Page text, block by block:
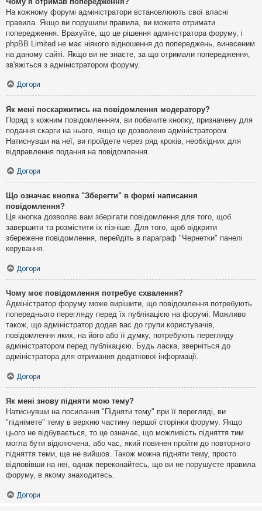
На кожному форумі адміністратори встановлюють свої власні
правила. Якщо ви порушили правила, ви можете отримати
попередження. Врахуйте, що це рішення адміністратора форуму, і
phpBB Limited не має ніякого відношення до попереджень, винесеним
на даному сайті. Якщо ви не знаєте, за що отримали попередження,
зв'яжіться з адміністратором форуму.
Догори
Як мені поскаржитись на повідомлення модератору?
Поряд з кожним повідомленням, ви побачите кнопку, призначену для
подання скарги на нього, якщо це дозволено адміністратором.
Натиснувши на неї, ви пройдете через ряд кроків, необхідних для
відправлення подання на повідомлення.
Догори
Що означає кнопка "Зберегти" в формі написання
повідомлення?
Ця кнопка дозволяє вам зберігати повідомлення для того, щоб
завершити та розмістити їх пізніше. Для того, щоб відкрити
збережене повідомлення, перейдіть в параграф "Чернетки" панелі
керування.
Догори
Чому моє повідомлення потребує схвалення?
Адміністратор форуму може вирішити, що повідомлення потребують
попереднього перегляду перед їх публікацією на форумі. Можливо
також, що адміністратор додав вас до групи користувачів,
повідомлення яких, на його або її думку, потребують перегляду
адміністратором перед публікацією. Будь ласка, зверніться до
адміністратора для отримання додаткової інформації.
Догори
Як мені знову підняти мою тему?
Натиснувши на посилання "Підняти тему" при її перегляді, ви
"піднімете" тему в верхню частину першої сторінки форуму. Якщо
цього не відбувається, то це означає, що можливість підняття тим
могла бути відключена, або час, який повинен пройти до повторного
підняття теми, ще не вийшов. Також можна підняти тему, просто
відповівши на неї, однак переконайтесь, що ви не порушуєте правила
форуму, в якому знаходитесь.
Догори